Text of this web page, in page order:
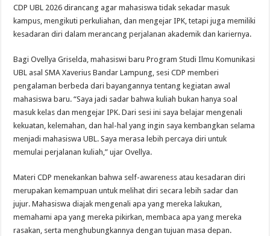
CDP UBL 2026 dirancang agar mahasiswa tidak sekadar masuk
kampus, mengikuti perkuliahan, dan mengejar IPK, tetapi juga memiliki
kesadaran diri dalam merancang perjalanan akademik dan kariernya.
Bagi Ovellya Griselda, mahasiswi baru Program Studi Ilmu Komunikasi
UBL asal SMA Xaverius Bandar Lampung, sesi CDP memberi
pengalaman berbeda dari bayangannya tentang kegiatan awal
mahasiswa baru. “Saya jadi sadar bahwa kuliah bukan hanya soal
masuk kelas dan mengejar IPK. Dari sesi ini saya belajar mengenali
kekuatan, kelemahan, dan hal-hal yang ingin saya kembangkan selama
menjadi mahasiswa UBL. Saya merasa lebih percaya diri untuk
memulai perjalanan kuliah,” ujar Ovellya.
Materi CDP menekankan bahwa self-awareness atau kesadaran diri
merupakan kemampuan untuk melihat diri secara lebih sadar dan
jujur. Mahasiswa diajak mengenali apa yang mereka lakukan,
memahami apa yang mereka pikirkan, membaca apa yang mereka
rasakan, serta menghubungkannya dengan tujuan masa depan.